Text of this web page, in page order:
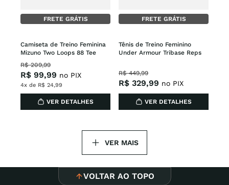
FRETE GRÁTIS
Camiseta de Treino Feminina
Mizuno Two Loops 88 Tee
R$ 209,99
R$ 99,99 no PIX
4x de R$ 24,99
VER DETALHES
FRETE GRÁTIS
Tênis de Treino Feminino
Under Armour Tribase Reps
R$ 449,99
R$ 329,99 no PIX
VER DETALHES
VOLTAR AO TOPO